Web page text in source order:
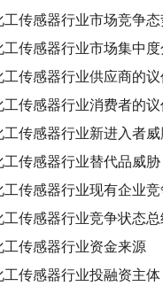
工传感器行业市场竞争态
工传感器行业市场集中
工传感器行业供应商的议
工传感器行业消费者的议
工传感器行业新进入者威
工传感器行业替代品威胁
工传感器行业现有企业竞
工传感器行业竞争状态总
工传感器行业资金来源
工传感器行业投融资主体